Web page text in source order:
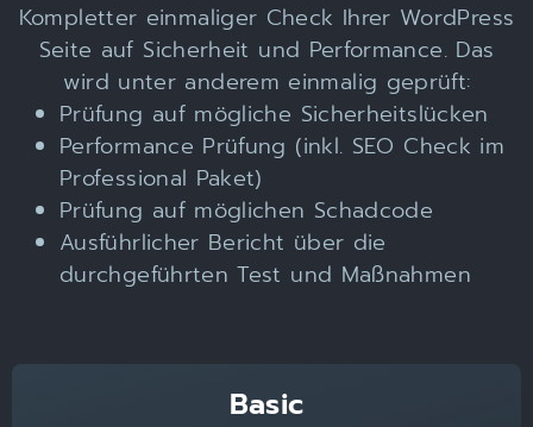
Kompletter einmaliger Check Ihrer WordPress
Seite auf Sicherheit und Performance. Das
wird unter anderem einmalig geprüft:
Prüfung auf mögliche Sicherheitslücken
Performance Prüfung (inkl. SEO Check im
Professional Paket)
Prüfung auf möglichen Schadcode
Ausführlicher Bericht über die
durchgeführten Test und Maßnahmen
Basic